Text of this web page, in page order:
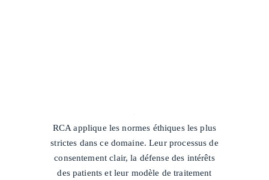
RCA applique les normes éthiques les plus
strictes dans ce domaine. Leur processus de
consentement clair, la défense des intérêts
des patients et leur modèle de traitement